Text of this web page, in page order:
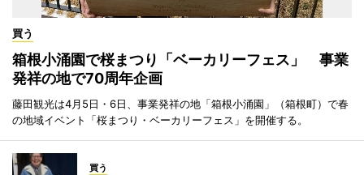
買う
箱根小涌園で桜まつり「ベーカリーフェス」 事業
発祥の地で70周年企画
藤田観光は4月5日・6日、事業発祥の地「箱根小涌園」（箱根町）で春
の地域イベント「桜まつり・ベーカリーフェス」を開催する。
買う